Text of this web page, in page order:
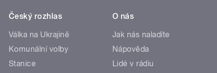
Český rozhlas
Válka na Ukrajině
Komunální volby
Stanice
O nás
Jak nás naladíte
Nápověda
Lidé v rádiu